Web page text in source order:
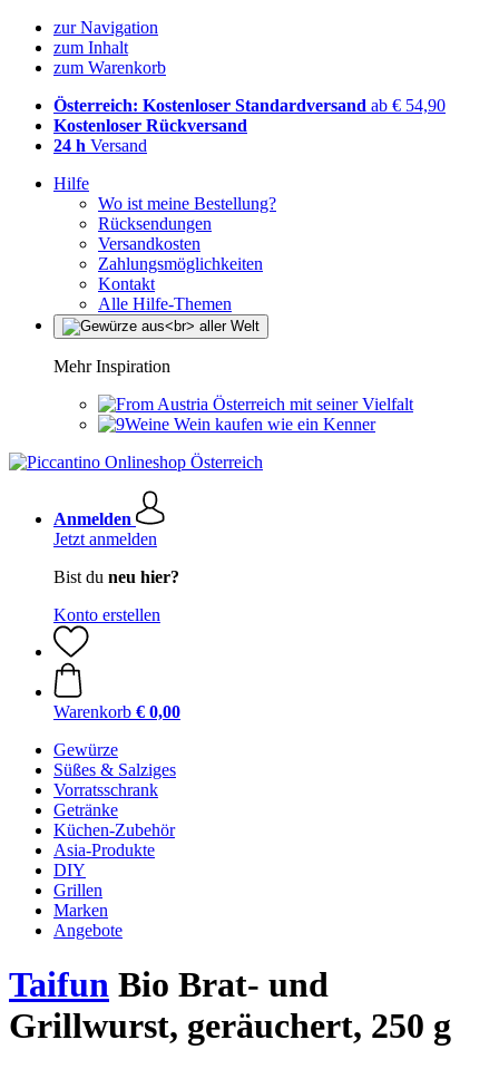
zur Navigation
zum Inhalt
zum Warenkorb
Österreich: Kostenloser Standardversand ab € 54,90
Kostenloser Rückversand
24 h Versand
Hilfe
Wo ist meine Bestellung?
Rücksendungen
Versandkosten
Zahlungsmöglichkeiten
Kontakt
Alle Hilfe-Themen
Mehr Inspiration
Österreich mit seiner Vielfalt
Wein kaufen wie ein Kenner
Anmelden
Jetzt anmelden
Bist du neu hier?
Konto erstellen
Warenkorb € 0,00
Gewürze
Süßes & Salziges
Vorratsschrank
Getränke
Küchen-Zubehör
Asia-Produkte
DIY
Grillen
Marken
Angebote
Taifun Bio Brat- und
Grillwurst, geräuchert, 250 g